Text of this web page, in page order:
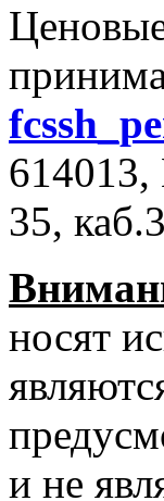
35,
носят
и не